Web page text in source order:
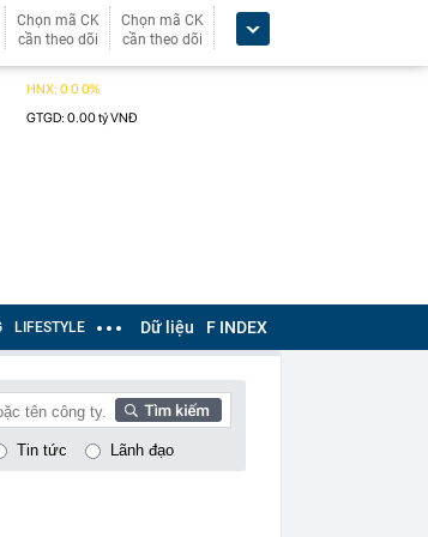
Chọn mã CK
cần theo dõi
Chọn mã CK
cần theo dõi
LIFESTYLE Dữ liệu F INDEX
Tin tức Lãnh đạo